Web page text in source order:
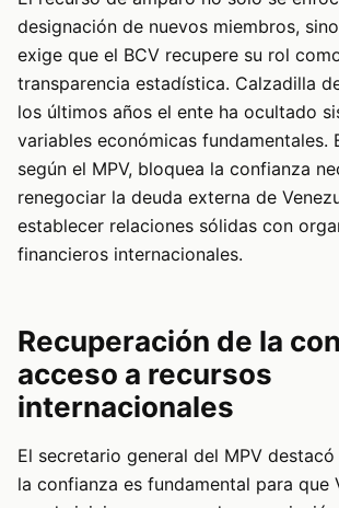
designación de nuevos miembros,
exige que el BCV recupere su rol
transparencia estadística. Calzadilla
los últimos años el ente ha ocultado
variables económicas fundamentales.
según el MPV, bloquea la confianza
renegociar la deuda externa de
establecer relaciones sólidas con
financieros internacionales.
Recuperación de la
acceso a recursos
internacionales
El secretario general del MPV
la confianza es fundamental para que